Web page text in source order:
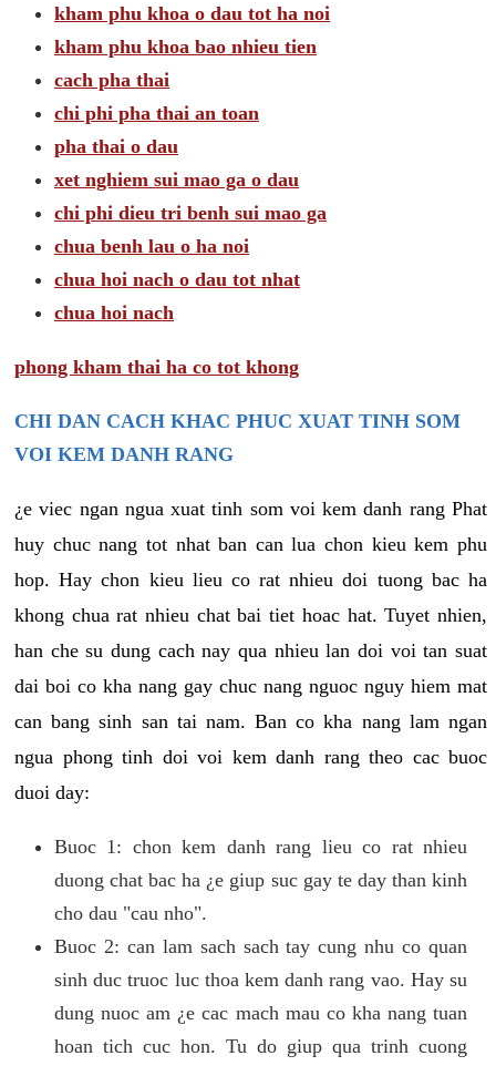
kham phu khoa o dau tot ha noi
kham phu khoa bao nhieu tien
cach pha thai
chi phi pha thai an toan
pha thai o dau
xet nghiem sui mao ga o dau
chi phi dieu tri benh sui mao ga
chua benh lau o ha noi
chua hoi nach o dau tot nhat
chua hoi nach
phong kham thai ha co tot khong
CHI DAN CACH KHAC PHUC XUAT TINH SOM
VOI KEM DANH RANG
¿e viec ngan ngua xuat tinh som voi kem danh rang Phat
huy chuc nang tot nhat ban can lua chon kieu kem phu
hop. Hay chon kieu lieu co rat nhieu doi tuong bac ha
khong chua rat nhieu chat bai tiet hoac hat. Tuyet nhien,
han che su dung cach nay qua nhieu lan doi voi tan suat
dai boi co kha nang gay chuc nang nguoc nguy hiem mat
can bang sinh san tai nam. Ban co kha nang lam ngan
ngua phong tinh doi voi kem danh rang theo cac buoc
duoi day:
Buoc 1: chon kem danh rang lieu co rat nhieu
duong chat bac ha ¿e giup suc gay te day than kinh
cho dau "cau nho".
Buoc 2: can lam sach sach tay cung nhu co quan
sinh duc truoc luc thoa kem danh rang vao. Hay su
dung nuoc am ¿e cac mach mau co kha nang tuan
hoan tich cuc hon. Tu do giup qua trinh cuong